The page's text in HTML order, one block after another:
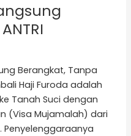
Berangkat, Tanpa
Haji Furoda adalah
Tanah Suci dengan
(Visa Mujamalah) dari
Penyelenggaraanya